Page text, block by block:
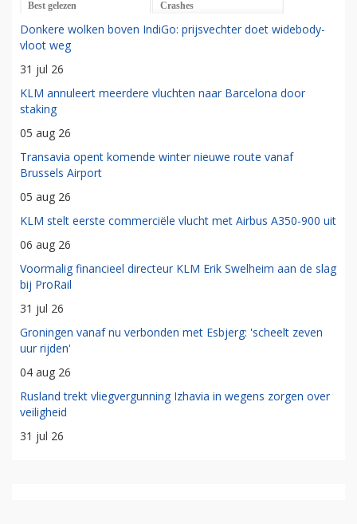
Best gelezen Crashes
Donkere wolken boven IndiGo: prijsvechter doet widebody-
vloot weg
31 jul 26
KLM annuleert meerdere vluchten naar Barcelona door
staking
05 aug 26
Transavia opent komende winter nieuwe route vanaf
Brussels Airport
05 aug 26
KLM stelt eerste commerciële vlucht met Airbus A350-900 uit
06 aug 26
Voormalig financieel directeur KLM Erik Swelheim aan de slag
bij ProRail
31 jul 26
Groningen vanaf nu verbonden met Esbjerg: 'scheelt zeven
uur rijden'
04 aug 26
Rusland trekt vliegvergunning Izhavia in wegens zorgen over
veiligheid
31 jul 26